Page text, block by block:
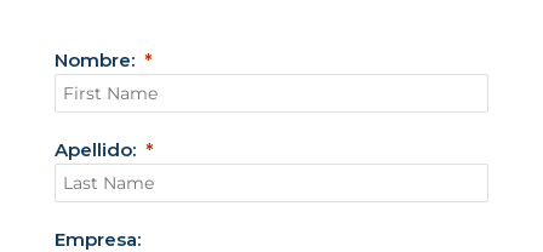
Nombre:
Apellido:
Empresa: